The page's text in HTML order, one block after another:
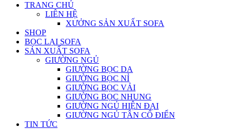
TRANG CHỦ
LIÊN HỆ
XƯỞNG SẢN XUẤT SOFA
SHOP
BỌC LẠI SOFA
SẢN XUẤT SOFA
GIƯỜNG NGỦ
GIƯỜNG BỌC DA
GIƯỜNG BỌC NỈ
GIƯỜNG BỌC VẢI
GIƯỜNG BỌC NHUNG
GIƯỜNG NGỦ HIỆN ĐẠI
GIƯỜNG NGỦ TÂN CỔ ĐIỂN
TIN TỨC